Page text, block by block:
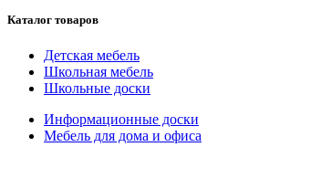
Каталог товаров
Детская мебель
Школьная мебель
Школьные доски
Информационные доски
Мебель для дома и офиса